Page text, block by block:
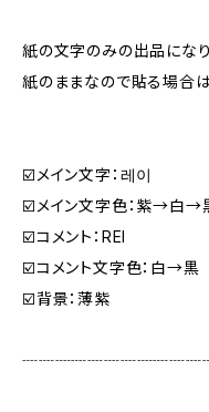
紙の文字のみの出品にな
紙のままなので貼る場合は
☑️メイン文字：레이
☑️メイン文字色：紫→白→
☑️コメント：REI
☑️コメント文字色：白→黒
☑️背景：薄紫